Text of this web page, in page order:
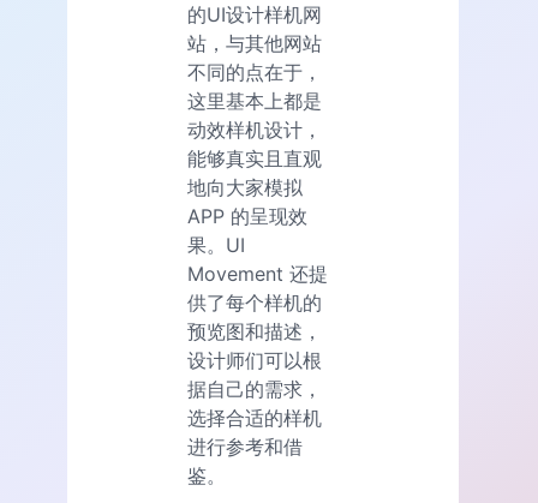
的UI设计样机网
站，与其他网站
不同的点在于，
这里基本上都是
动效样机设计，
能够真实且直观
地向大家模拟
APP 的呈现效
果。UI
Movement 还提
供了每个样机的
预览图和描述，
设计师们可以根
据自己的需求，
选择合适的样机
进行参考和借
鉴。